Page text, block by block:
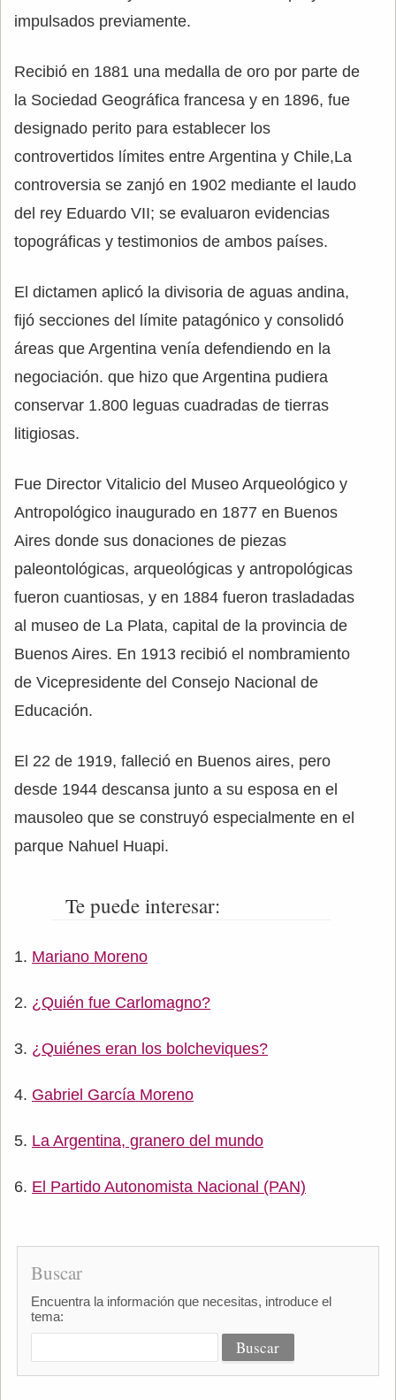
impulsados previamente.
Recibió en 1881 una medalla de oro por parte de
la Sociedad Geográfica francesa y en 1896, fue
designado perito para establecer los
controvertidos límites entre Argentina y Chile,La
controversia se zanjó en 1902 mediante el laudo
del rey Eduardo VII; se evaluaron evidencias
topográficas y testimonios de ambos países.
El dictamen aplicó la divisoria de aguas andina,
fijó secciones del límite patagónico y consolidó
áreas que Argentina venía defendiendo en la
negociación. que hizo que Argentina pudiera
conservar 1.800 leguas cuadradas de tierras
litigiosas.
Fue Director Vitalicio del Museo Arqueológico y
Antropológico inaugurado en 1877 en Buenos
Aires donde sus donaciones de piezas
paleontológicas, arqueológicas y antropológicas
fueron cuantiosas, y en 1884 fueron trasladadas
al museo de La Plata, capital de la provincia de
Buenos Aires. En 1913 recibió el nombramiento
de Vicepresidente del Consejo Nacional de
Educación.
El 22 de 1919, falleció en Buenos aires, pero
desde 1944 descansa junto a su esposa en el
mausoleo que se construyó especialmente en el
parque Nahuel Huapi.
Te puede interesar:
Mariano Moreno
¿Quién fue Carlomagno?
¿Quiénes eran los bolcheviques?
Gabriel García Moreno
La Argentina, granero del mundo
El Partido Autonomista Nacional (PAN)
Buscar
Encuentra la información que necesitas, introduce el
tema: